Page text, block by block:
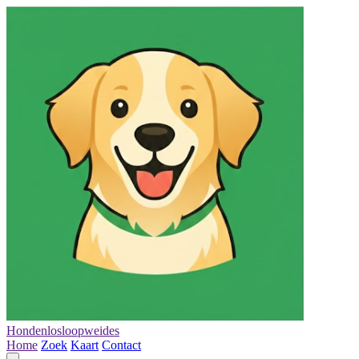
Hondenlosloopweides
Home Zoek Kaart Contact